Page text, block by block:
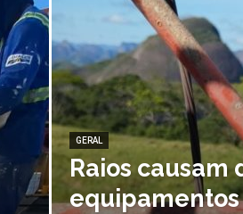
Venécia
GERAL
Raios causam